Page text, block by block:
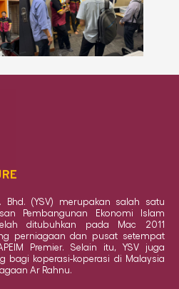
Bhd. (YSV) merupakan salah satu
Pembangunan Ekonomi Islam
ditubuhkan pada Mac 2011
perniagaan dan pusat setempat
Premier. Selain itu, YSV juga
bagi koperasi-koperasi di Malaysia
Ar Rahnu.